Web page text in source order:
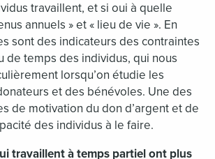
travaillent, et si oui à quelle
annuels » et « lieu de vie ». En
sont des indicateurs des contraintes
de temps des individus, qui nous
lorsqu’on étudie les
et des bénévoles. Une des
de motivation du don d’argent et de
des individus à le faire.
travaillent à temps partiel ont plus